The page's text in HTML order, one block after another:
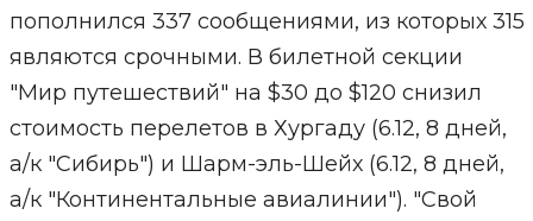
пополнился 337 сообщениями, из которых 315
являются срочными. В билетной секции
"Мир путешествий" на $30 до $120 снизил
стоимость перелетов в Хургаду (6.12, 8 дней,
а/к "Сибирь") и Шарм-эль-Шейх (6.12, 8 дней,
а/к "Континентальные авиалинии"). "Свой